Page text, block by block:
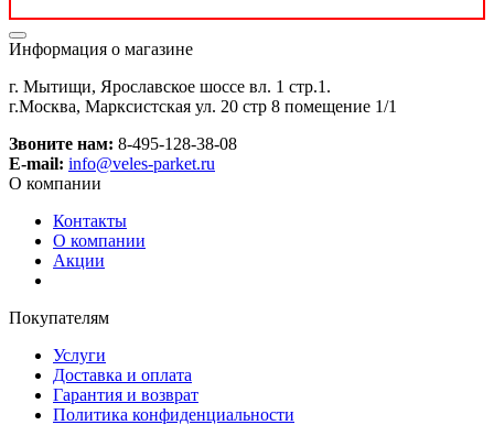
Информация о магазине
г. Мытищи, Ярославское шоссе вл. 1 стр.1.
г.Москва, Марксистская ул. 20 стр 8 помещение 1/1
Звоните нам: 8-495-128-38-08
E-mail: info@veles-parket.ru
О компании
Контакты
О компании
Акции
Покупателям
Услуги
Доставка и оплата
Гарантия и возврат
Политика конфиденциальности